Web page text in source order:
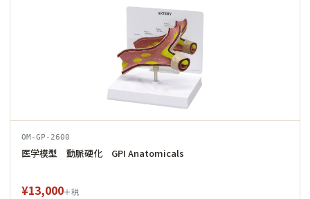
OM-GP-2600
医学模型 動脈硬化 GPI Anatomicals
¥13,000＋税